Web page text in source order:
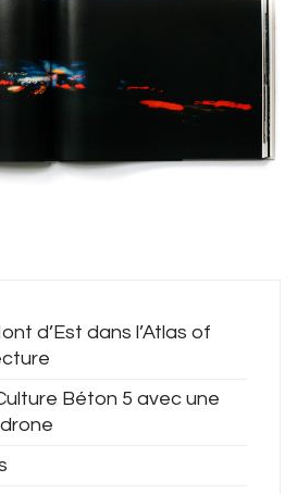
d’Est dans l’Atlas of
Béton 5 avec une